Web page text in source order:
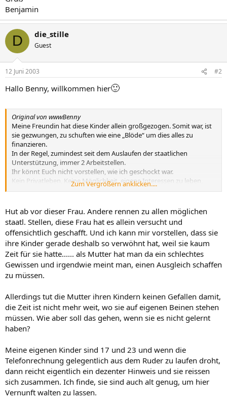
Benjamin
D die_stille
Guest
12 Juni 2003 #2
Hallo Benny, willkommen hier🙂
Original von wwwBenny
Meine Freundin hat diese Kinder allein großgezogen. Somit war, ist
sie gezwungen, zu schuften wie eine „Blöde“ um dies alles zu
finanzieren.
In der Regel, zumindest seit dem Auslaufen der staatlichen
Unterstützung, immer 2 Arbeitstellen.
Ihr könnt Euch nicht vorstellen, wie ich geschockt war.
Kein Privatleben, Keine Möglichkeit, eigene Interessen zu leben,
ganz zu schweigen von Hobbys.
Zum Vergrößern anklicken....
Hut ab vor dieser Frau. Andere rennen zu allen möglichen
staatl. Stellen, diese Frau hat es allein versucht und
offensichtlich geschafft. Und ich kann mir vorstellen, dass sie
ihre Kinder gerade deshalb so verwöhnt hat, weil sie kaum
Zeit für sie hatte...... als Mutter hat man da ein schlechtes
Gewissen und irgendwie meint man, einen Ausgleich schaffen
zu müssen.
Allerdings tut die Mutter ihren Kindern keinen Gefallen damit,
die Zeit ist nicht mehr weit, wo sie auf eigenen Beinen stehen
müssen. Wie aber soll das gehen, wenn sie es nicht gelernt
haben?
Meine eigenen Kinder sind 17 und 23 und wenn die
Telefonrechnung gelegentlich aus dem Ruder zu laufen droht,
dann reicht eigentlich ein dezenter Hinweis und sie reissen
sich zusammen. Ich finde, sie sind auch alt genug, um hier
Vernunft walten zu lassen.